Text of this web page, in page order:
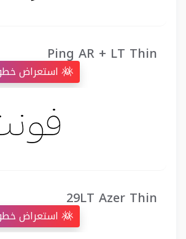
Ping AR + LT Thin
29LT Azer Thin